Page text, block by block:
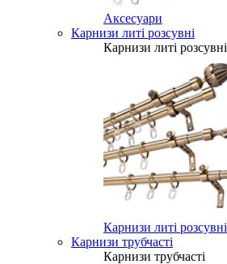
Аксесуари
Карнизи литі розсувні
Карнизи литі розсувні
Карнизи литі розсувні
Карнизи трубчасті
Карнизи трубчасті